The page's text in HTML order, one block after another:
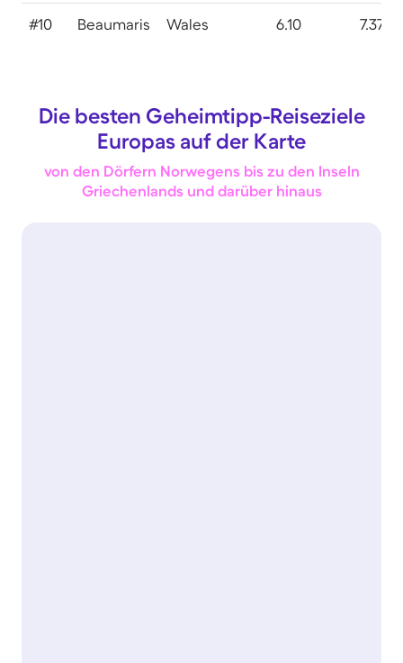
#10 Beaumaris Wales 6.10 7.37
Die besten Geheimtipp-Reiseziele
Europas auf der Karte
von den Dörfern Norwegens bis zu den Inseln
Griechenlands und darüber hinaus